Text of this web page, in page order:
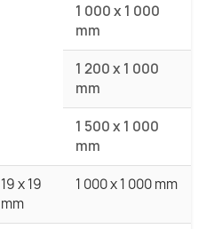
1 000 x 1 000
mm
1 200 x 1 000
mm
1 500 x 1 000
mm
19 x 19
mm
1 000 x 1 000 mm